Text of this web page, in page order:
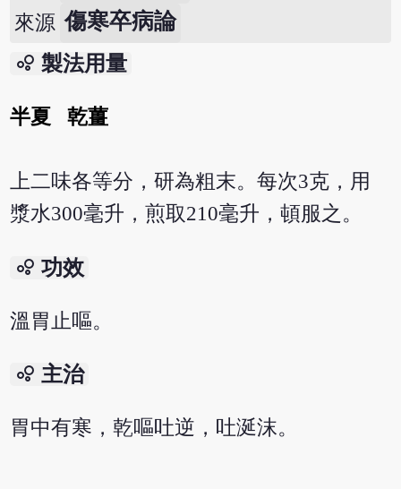
來源 傷寒卒病論
bubble_chart 製法用量
半夏 乾薑
上二味各等分，研為粗末。每次3克，用
漿水300毫升，煎取210毫升，頓服之。
bubble_chart 功效
溫胃止嘔。
bubble_chart 主治
胃中有寒，乾嘔吐逆，吐涎沫。